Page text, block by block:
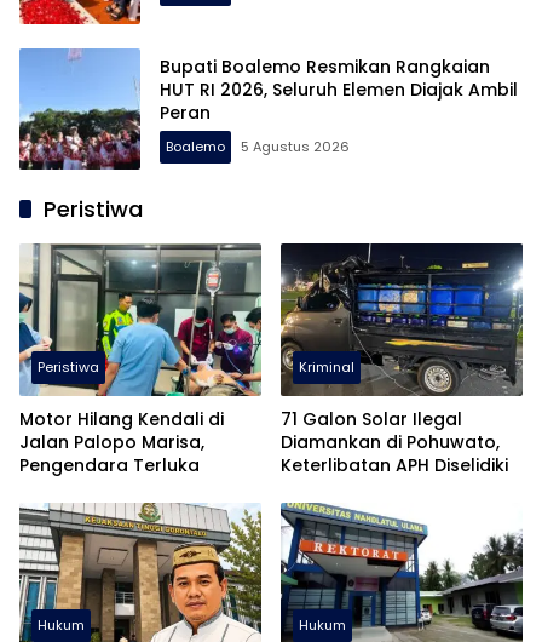
Bupati Boalemo Resmikan Rangkaian
HUT RI 2026, Seluruh Elemen Diajak Ambil
Peran
Boalemo 5 Agustus 2026
Peristiwa
Peristiwa
Motor Hilang Kendali di
Jalan Palopo Marisa,
Pengendara Terluka
Kriminal
71 Galon Solar Ilegal
Diamankan di Pohuwato,
Keterlibatan APH Diselidiki
Hukum Hukum